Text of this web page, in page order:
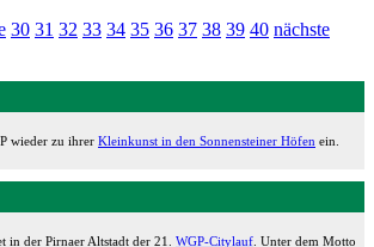
30 31 32 33 34 35 36 37 38 39 40 nächste
wieder zu ihrer Kleinkunst in den Sonnensteiner Höfen ein.
in der Pirnaer Altstadt der 21. WGP-Citylauf . Unter dem Motto